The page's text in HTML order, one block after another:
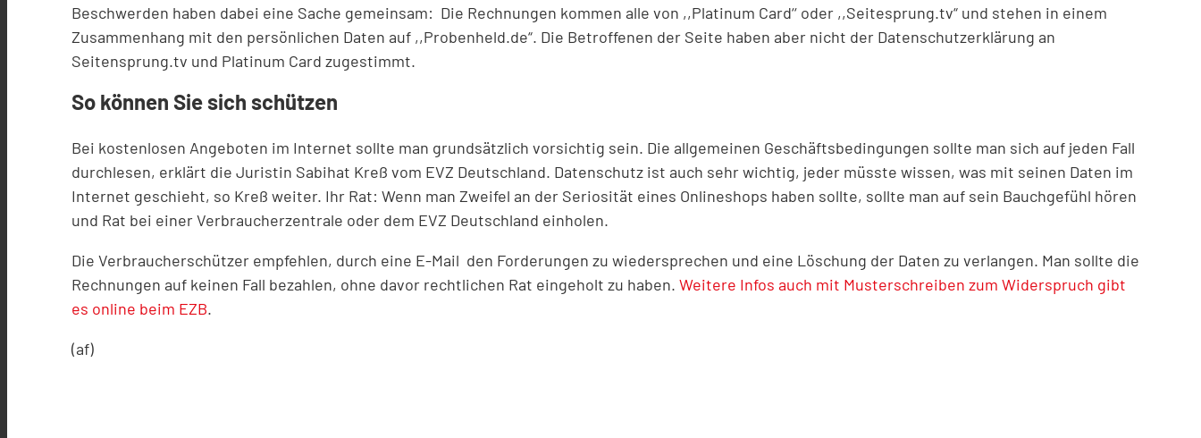
Beschwerden haben dabei eine Sache gemeinsam: Die Rechnungen kommen alle von ,,Platinum Card‘‘ oder ,,Seitesprung.tv“ und stehen in einem
Zusammenhang mit den persönlichen Daten auf ,,Probenheld.de“. Die Betroffenen der Seite haben aber nicht der Datenschutzerklärung an
Seitensprung.tv und Platinum Card zugestimmt.
So können Sie sich schützen
Bei kostenlosen Angeboten im Internet sollte man grundsätzlich vorsichtig sein. Die allgemeinen Geschäftsbedingungen sollte man sich auf jeden Fall
durchlesen, erklärt die Juristin Sabihat Kreß vom EVZ Deutschland. Datenschutz ist auch sehr wichtig, jeder müsste wissen, was mit seinen Daten im
Internet geschieht, so Kreß weiter. Ihr Rat: Wenn man Zweifel an der Seriosität eines Onlineshops haben sollte, sollte man auf sein Bauchgefühl hören
und Rat bei einer Verbraucherzentrale oder dem EVZ Deutschland einholen.
Die Verbraucherschützer empfehlen, durch eine E-Mail den Forderungen zu wiedersprechen und eine Löschung der Daten zu verlangen. Man sollte die
Rechnungen auf keinen Fall bezahlen, ohne davor rechtlichen Rat eingeholt zu haben. Weitere Infos auch mit Musterschreiben zum Widerspruch gibt
es online beim EZB.
(af)